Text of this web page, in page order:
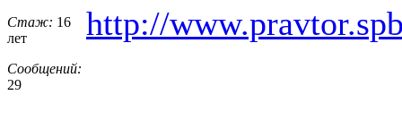
Стаж: 16
лет
Сообщений:
29
http://